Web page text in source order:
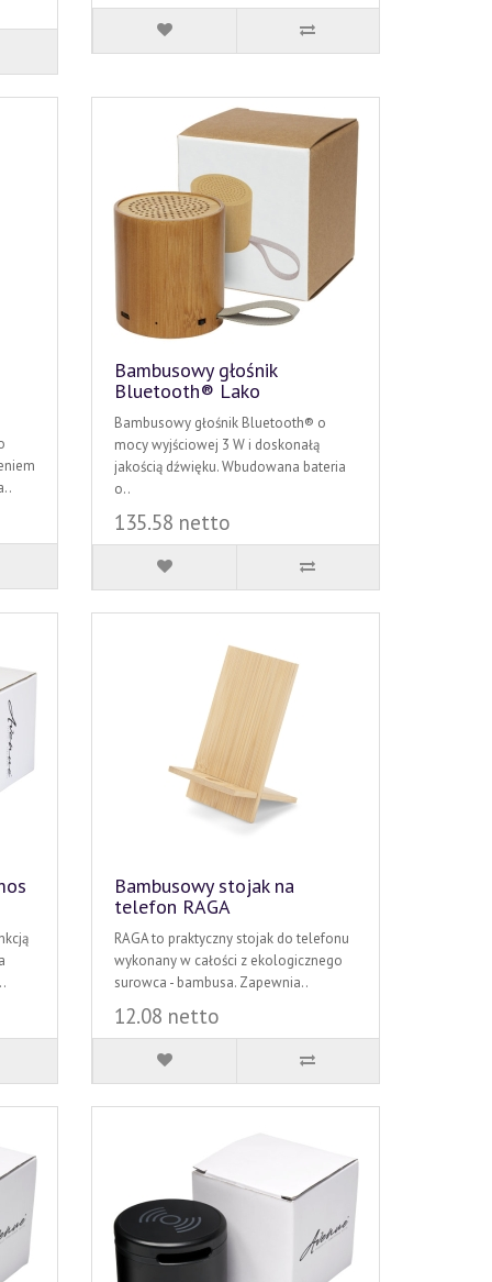
Bambusowy głośnik
Bluetooth® Lako
Bambusowy głośnik Bluetooth® o
mocy wyjściowej 3 W i doskonałą
jakością dźwięku. Wbudowana bateria
o..
135.58 netto
Bambusowy stojak na
telefon RAGA
RAGA to praktyczny stojak do telefonu
wykonany w całości z ekologicznego
surowca - bambusa. Zapewnia..
12.08 netto